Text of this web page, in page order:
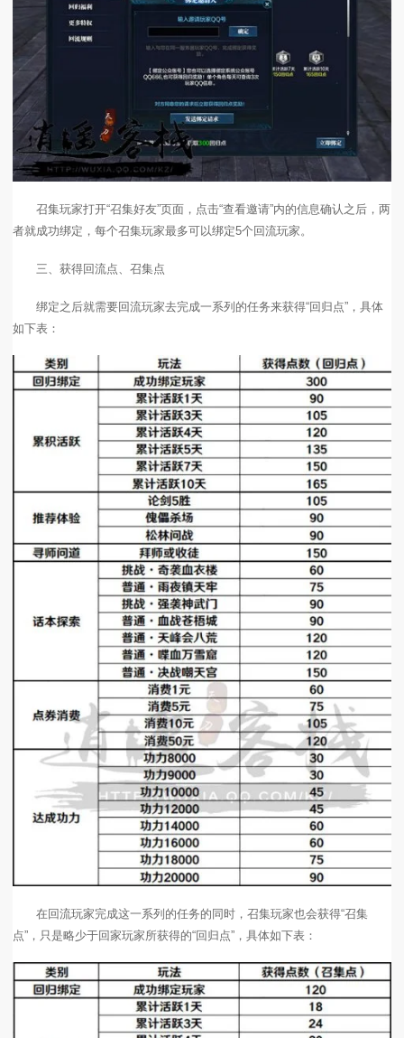
召集玩家打开“召集好友”页面，点击“查看邀请”内的信息确认之后，两
者就成功绑定，每个召集玩家最多可以绑定5个回流玩家。
三、获得回流点、召集点
绑定之后就需要回流玩家去完成一系列的任务来获得“回归点”，具体
如下表：
在回流玩家完成这一系列的任务的同时，召集玩家也会获得“召集
点”，只是略少于回家玩家所获得的“回归点”，具体如下表：